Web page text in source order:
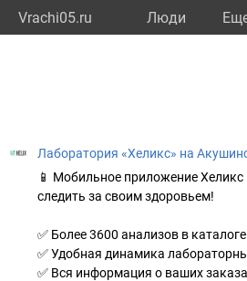
Vrachi05.ru Люди
Лаборатория «Хеликс» на
📱 Мобильное приложение
следить за своим здоровьем!
✅ Более 3600 анализов в каталоге
✅ Удобная динамика
✅ Вся информация о ваших